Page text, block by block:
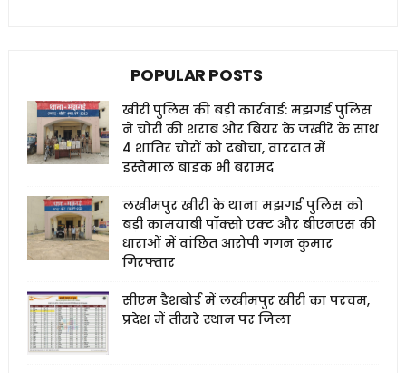
POPULAR POSTS
खीरी पुलिस की बड़ी कार्रवाई: मझगई पुलिस
ने चोरी की शराब और बियर के जखीरे के साथ
4 शातिर चोरों को दबोचा, वारदात में
इस्तेमाल बाइक भी बरामद
लखीमपुर खीरी के थाना मझगई पुलिस को
बड़ी कामयाबी पॉक्सो एक्ट और बीएनएस की
धाराओं में वांछित आरोपी गगन कुमार
गिरफ्तार
सीएम डैशबोर्ड में लखीमपुर खीरी का परचम,
प्रदेश में तीसरे स्थान पर जिला